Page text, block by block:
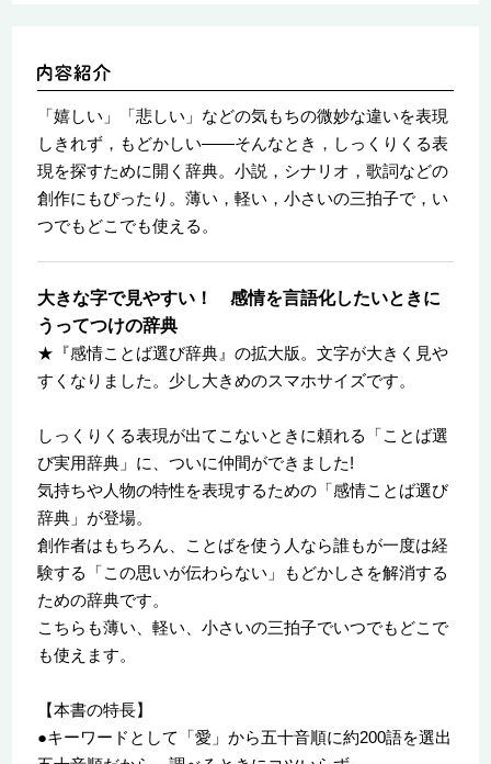
「嬉しい」「悲しい」などの気もちの微妙な違いを表現
しきれず，もどかしい――そんなとき，しっくりくる表
現を探すために開く辞典。小説，シナリオ，歌詞などの
創作にもぴったり。薄い，軽い，小さいの三拍子で，い
つでもどこでも使える。
大きな字で見やすい！ 感情を言語化したいときに
うってつけの辞典
★『感情ことば選び辞典』の拡大版。文字が大きく見や
すくなりました。少し大きめのスマホサイズです。
しっくりくる表現が出てこないときに頼れる「ことば選
び実用辞典」に、ついに仲間ができました!
気持ちや人物の特性を表現するための「感情ことば選び
辞典」が登場。
創作者はもちろん、ことばを使う人なら誰もが一度は経
験する「この思いが伝わらない」もどかしさを解消する
ための辞典です。
こちらも薄い、軽い、小さいの三拍子でいつでもどこで
も使えます。
【本書の特長】
●キーワードとして「愛」から五十音順に約200語を選出